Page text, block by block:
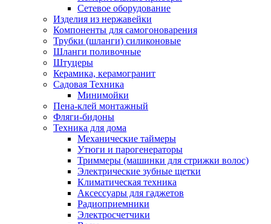
Сетевое оборудование
Изделия из нержавейки
Компоненты для самогоноварения
Трубки (шланги) силиконовые
Шланги поливочные
Штуцеры
Керамика, керамогранит
Садовая Техника
Минимойки
Пена-клей монтажный
Фляги-бидоны
Техника для дома
Механические таймеры
Утюги и парогенераторы
Триммеры (машинки для стрижки волос)
Электрические зубные щетки
Климатическая техника
Аксессуары для гаджетов
Радиоприемники
Электросчетчики